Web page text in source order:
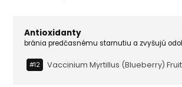
Antioxidanty
bránia predčasnému starnutiu a zvyšujú
#12 Vaccinium Myrtillus (blueberry)